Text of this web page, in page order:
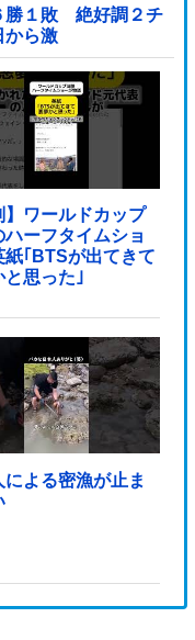
１敗 絶好調２チ
から激
】ワールドカップ
ハーフタイムショ
紙｢BTSが出てきて
と思った｣
による密漁が止ま